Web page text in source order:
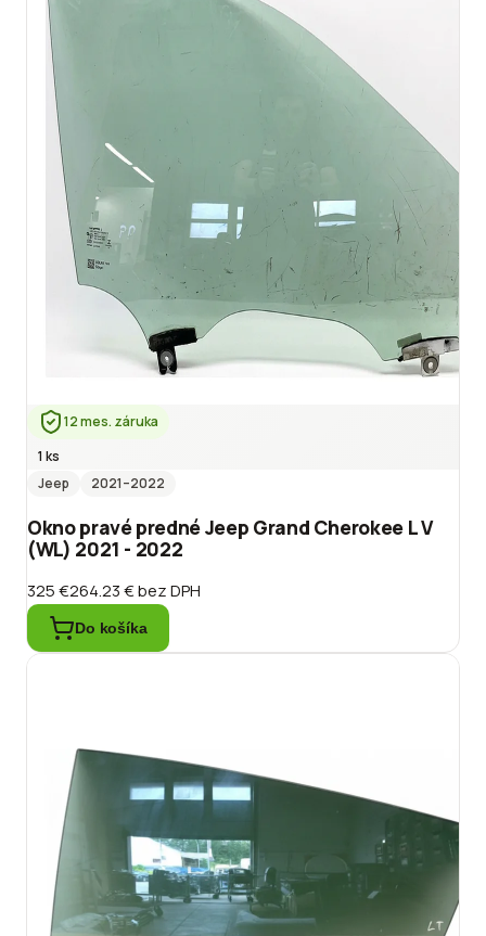
12 mes. záruka
1 ks
Jeep
2021–2022
Okno pravé predné Jeep Grand Cherokee L V
(WL) 2021 - 2022
325 €264.23 €bez DPH
Do košíka